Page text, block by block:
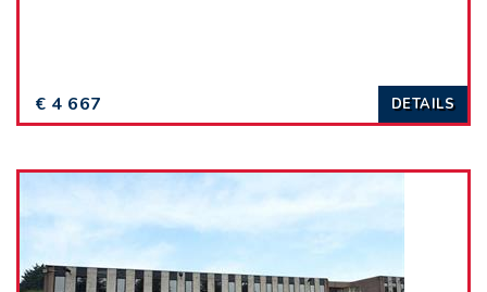
€ 4 667 DETAILS